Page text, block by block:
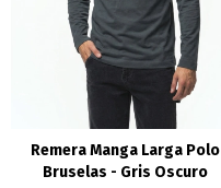
Remera Manga Larga Polo
Bruselas - Gris Oscuro